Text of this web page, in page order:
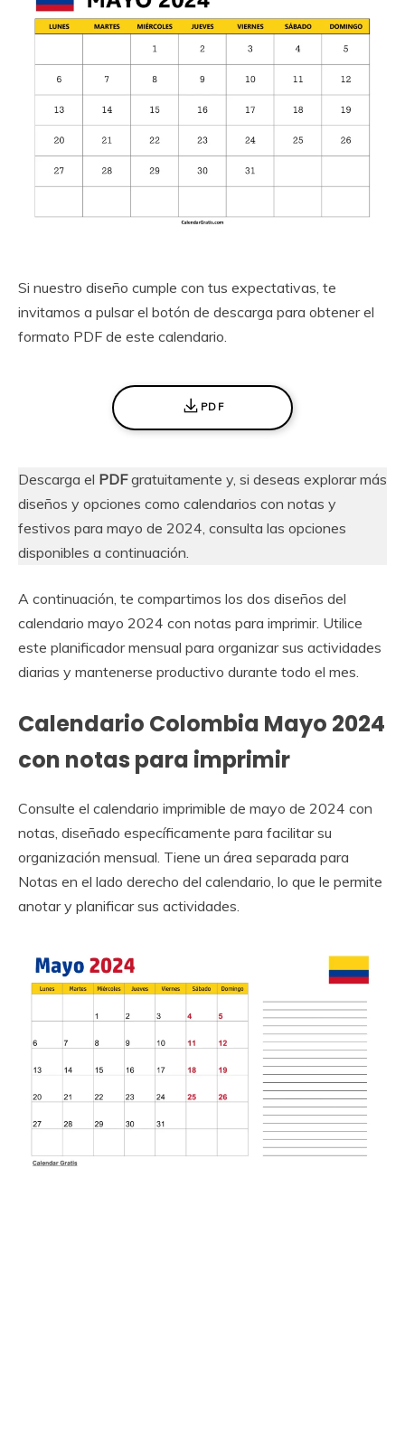
Si nuestro diseño cumple con tus expectativas, te
invitamos a pulsar el botón de descarga para obtener el
formato PDF de este calendario.
PDF
Descarga el PDFgratuitamente y, si deseas explorar más
diseños y opciones como calendarios con notas y
festivos para mayo de 2024, consulta las opciones
disponibles a continuación.
A continuación, te compartimos los dos diseños del
calendario mayo 2024 con notas para imprimir. Utilice
este planificador mensual para organizar sus actividades
diarias y mantenerse productivo durante todo el mes.
Calendario Colombia Mayo 2024
con notas para imprimir
Consulte el calendario imprimible de mayo de 2024 con
notas, diseñado específicamente para facilitar su
organización mensual. Tiene un área separada para
Notas en el lado derecho del calendario, lo que le permite
anotar y planificar sus actividades.